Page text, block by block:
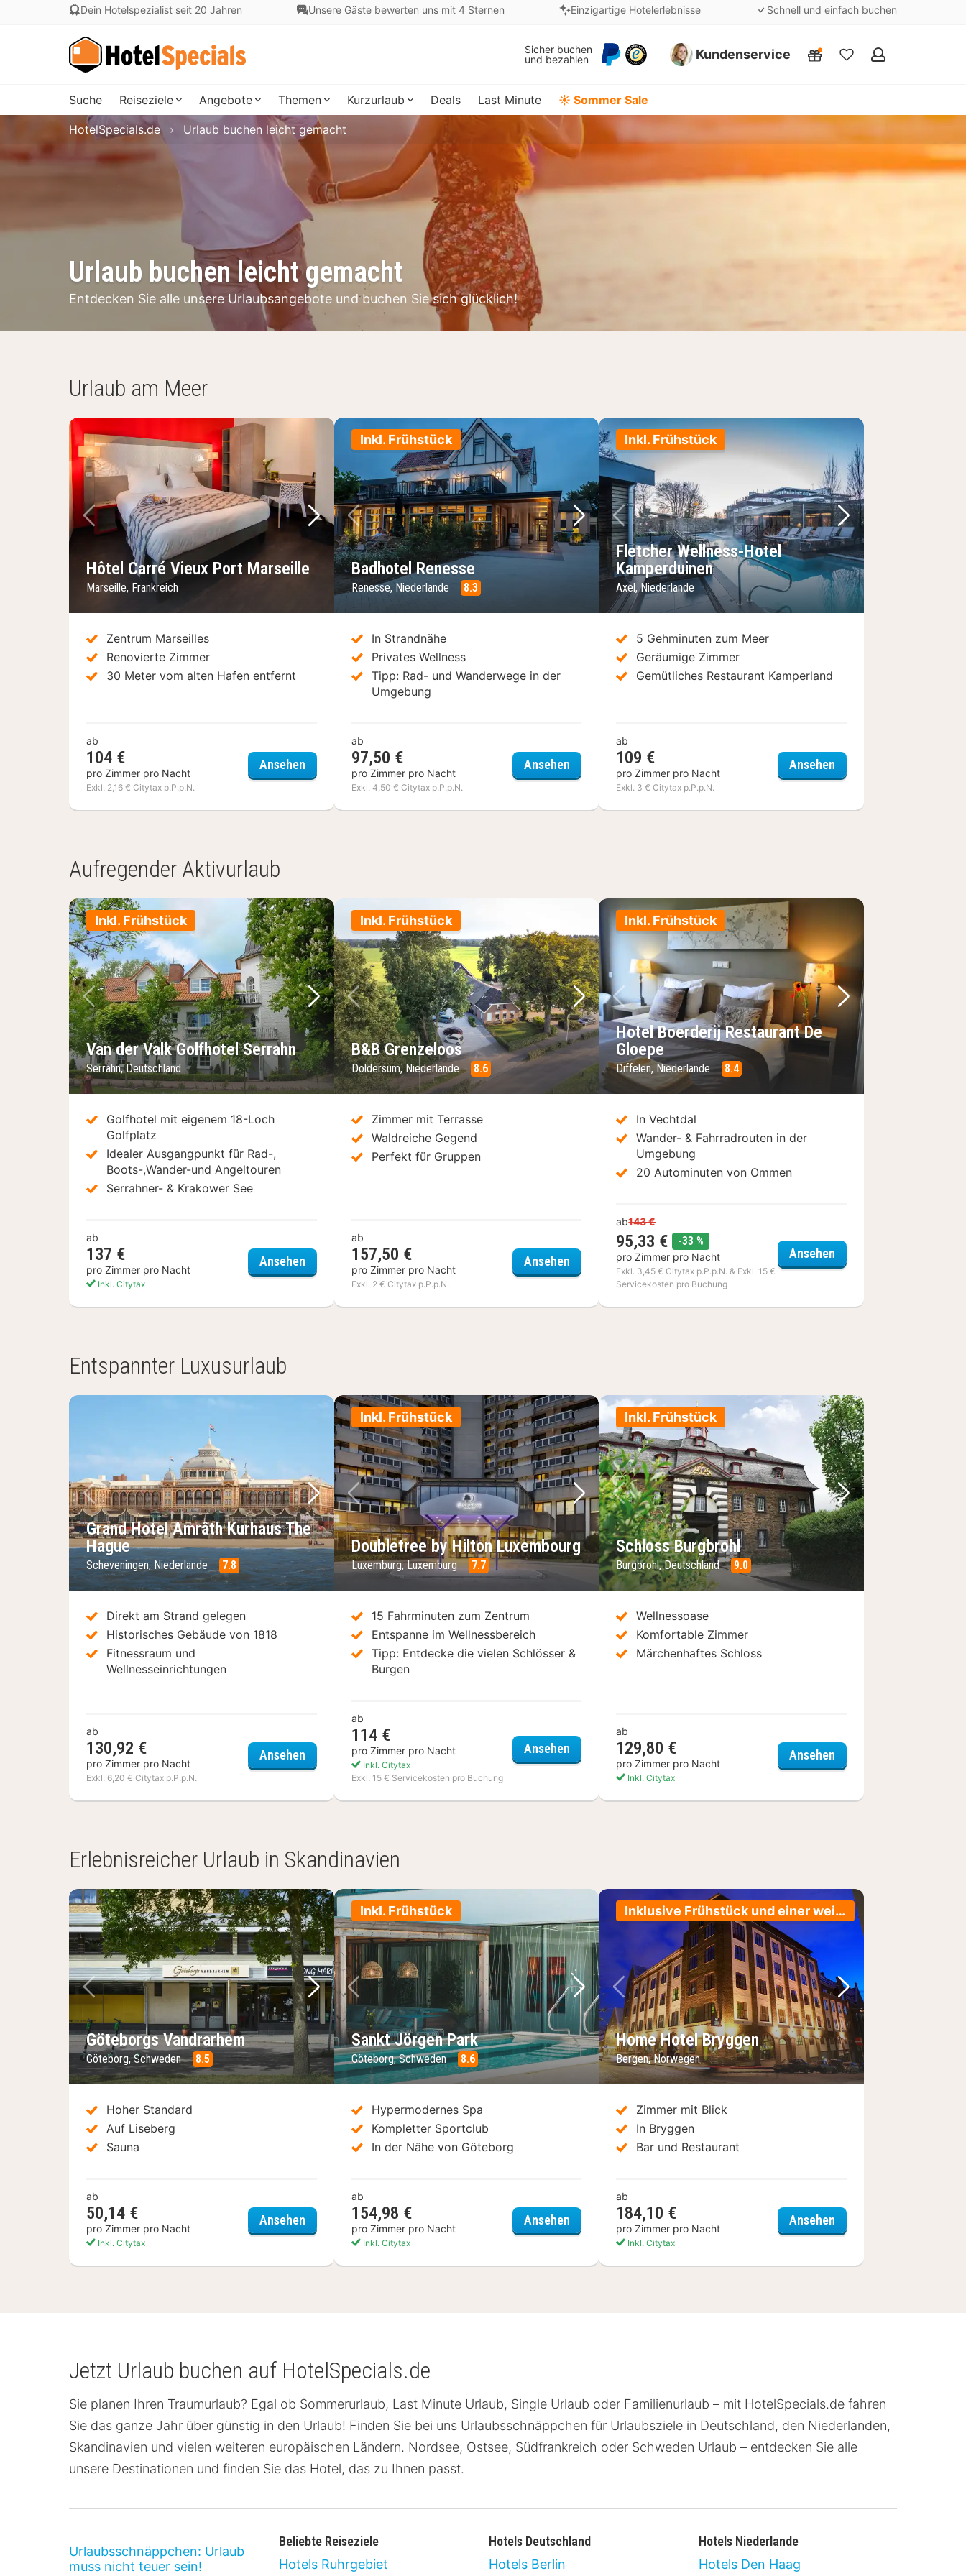
Dein Hotelspezialist seit 20 Jahren Unsere Gäste bewerten uns mit 4 Sternen Einzigartige Hotelerlebnisse Schnell und einfach buchen
Sicher buchen
und bezahlen
Kundenservice
Meine
Suche Reiseziele Angebote Themen Kurzurlaub Deals Last Minute ☀️ Sommer Sale
Urlaub buchen leicht gemacht
Entdecken Sie alle unsere Urlaubsangebote und buchen Sie sich glücklich!
HotelSpecials.de Urlaub buchen leicht gemacht
Urlaub am Meer
Vorheriges Bild
Nächstes Bild
Hôtel Carré Vieux Port Marseille
Marseille, Frankreich
Zentrum Marseilles
Renovierte Zimmer
30 Meter vom alten Hafen entfernt
ab
104 €
pro Zimmer pro Nacht
Exkl. 2,16 € Citytax p.P.p.N.
AnsehenHôtel Carré Vieux Port Marseille
Inkl. Frühstück
Vorheriges Bild
Nächstes Bild
Badhotel Renesse
Renesse, Niederlande 8.3
In Strandnähe
Privates Wellness
Tipp: Rad- und Wanderwege in der
Umgebung
ab
97,50 €
pro Zimmer pro Nacht
Exkl. 4,50 € Citytax p.P.p.N.
Ansehen Badhotel Renesse
Inkl. Frühstück
Vorheriges Bild
Nächstes Bild
Fletcher Wellness-Hotel
Kamperduinen
Axel, Niederlande
5 Gehminuten zum Meer
Geräumige Zimmer
Gemütliches Restaurant Kamperland
ab
109 €
pro Zimmer pro Nacht
Exkl. 3 € Citytax p.P.p.N.
AnsehenFletcher Wellness-Hotel
Aufregender Aktivurlaub
Inkl. Frühstück
Vorheriges Bild
Nächstes Bild
Van der Valk Golfhotel Serrahn
Serrahn, Deutschland
Golfhotel mit eigenem 18-Loch
Golfplatz
Idealer Ausgangpunkt für Rad-,
Boots-,Wander-und Angeltouren
Serrahner- & Krakower See
ab
137 €
pro Zimmer pro Nacht
Inkl. Citytax
AnsehenVan der Valk Golfhotel Serrahn
Inkl. Frühstück
Vorheriges Bild
Nächstes Bild
B&B Grenzeloos
Doldersum, Niederlande 8.6
Zimmer mit Terrasse
Waldreiche Gegend
Perfekt für Gruppen
ab
157,50 €
pro Zimmer pro Nacht
Exkl. 2 € Citytax p.P.p.N.
Ansehen B&B Grenzeloos
Inkl. Frühstück
Vorheriges Bild
Nächstes Bild
Hotel Boerderij Restaurant De
Gloepe
Diffelen, Niederlande 8.4
In Vechtdal
Wander- & Fahrradrouten in der
Umgebung
20 Autominuten von Ommen
ab143 €
95,33 € -33 %
pro Zimmer pro Nacht
Exkl. 3,45 € Citytax p.P.p.N. & Exkl. 15 €
Servicekosten pro Buchung
AnsehenHotel Boerderij
Entspannter Luxusurlaub
Vorheriges Bild
Nächstes Bild
Grand Hotel Amrâth Kurhaus The
Hague
Scheveningen, Niederlande 7.8
Direkt am Strand gelegen
Historisches Gebäude von 1818
Fitnessraum und
Wellnesseinrichtungen
ab
130,92 €
pro Zimmer pro Nacht
Exkl. 6,20 € Citytax p.P.p.N.
AnsehenGrand Hotel Amrâth Kurhaus The Hague
Inkl. Frühstück
Vorheriges Bild
Nächstes Bild
Doubletree by Hilton Luxembourg
Luxemburg, Luxemburg 7.7
15 Fahrminuten zum Zentrum
Entspanne im Wellnessbereich
Tipp: Entdecke die vielen Schlösser &
Burgen
ab
114 €
pro Zimmer pro Nacht
Inkl. Citytax
Exkl. 15 € Servicekosten pro Buchung
Ansehen Doubletree by Hilton Luxembourg
Inkl. Frühstück
Vorheriges Bild
Nächstes Bild
Schloss Burgbrohl
Burgbrohl, Deutschland 9.0
Wellnessoase
Komfortable Zimmer
Märchenhaftes Schloss
ab
129,80 €
pro Zimmer pro Nacht
Inkl. Citytax
AnsehenSchloss Burgbrohl
Erlebnisreicher Urlaub in Skandinavien
Vorheriges Bild
Nächstes Bild
Göteborgs Vandrarhem
Göteborg, Schweden 8.5
Hoher Standard
Auf Liseberg
Sauna
ab
50,14 €
pro Zimmer pro Nacht
Inkl. Citytax
AnsehenGöteborgs Vandrarhem
Inkl. Frühstück
Vorheriges Bild
Nächstes Bild
Sankt Jörgen Park
Göteborg, Schweden 8.6
Hypermodernes Spa
Kompletter Sportclub
In der Nähe von Göteborg
ab
154,98 €
pro Zimmer pro Nacht
Inkl. Citytax
Ansehen Sankt Jörgen Park
Inklusive Frühstück und einer weiteren Mahlzeit
Vorheriges Bild
Nächstes Bild
Home Hotel Bryggen
Bergen, Norwegen
Zimmer mit Blick
In Bryggen
Bar und Restaurant
ab
184,10 €
pro Zimmer pro Nacht
Inkl. Citytax
AnsehenHome Hotel Bryggen
Jetzt Urlaub buchen auf HotelSpecials.de
Sie planen Ihren Traumurlaub? Egal ob Sommerurlaub, Last Minute Urlaub, Single Urlaub oder Familienurlaub – mit HotelSpecials.de fahren
Sie das ganze Jahr über günstig in den Urlaub! Finden Sie bei uns Urlaubsschnäppchen für Urlaubsziele in Deutschland, den Niederlanden,
Skandinavien und vielen weiteren europäischen Ländern. Nordsee, Ostsee, Südfrankreich oder Schweden Urlaub – entdecken Sie alle
unsere Destinationen und finden Sie das Hotel, das zu Ihnen passt.
Urlaubsschnäppchen: Urlaub
muss nicht teuer sein!
Beliebte Reiseziele
Hotels Ruhrgebiet
Hotels Deutschland
Hotels Berlin
Hotels Niederlande
Hotels Den Haag